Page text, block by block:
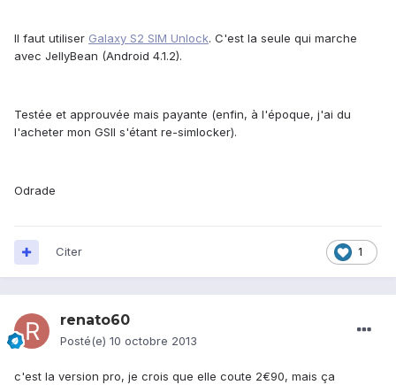
Il faut utiliser Galaxy S2 SIM Unlock. C'est la seule qui marche
avec JellyBean (Android 4.1.2).
Testée et approuvée mais payante (enfin, à l'époque, j'ai du
l'acheter mon GSII s'étant re-simlocker).
Odrade
1
Citer
renato60
Posté(e) 10 octobre 2013
c'est la version pro, je crois que elle coute 2€90, mais ça